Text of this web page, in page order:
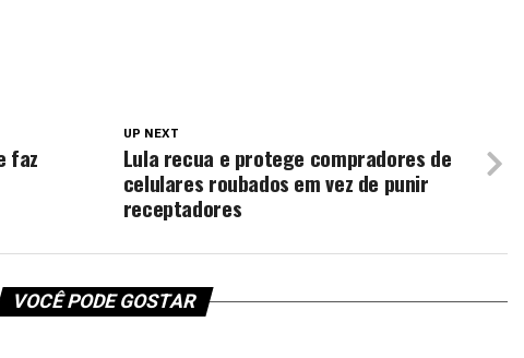
UP NEXT
Lula recua e protege compradores de
celulares roubados em vez de punir
receptadores
faz
VOCÊ PODE GOSTAR